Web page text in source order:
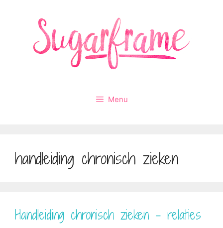
Menu
handleiding chronisch zieken
Handleiding chronisch zieken – relaties